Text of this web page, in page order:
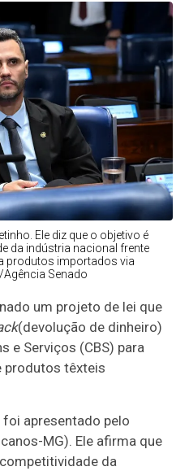
Ele diz que o objetivo é
da indústria nacional frente
produtos importados via
Senado
um projeto de lei que
(devolução de dinheiro)
e Serviços (CBS) para
produtos têxteis
foi apresentado pelo
MG). Ele afirma que
da